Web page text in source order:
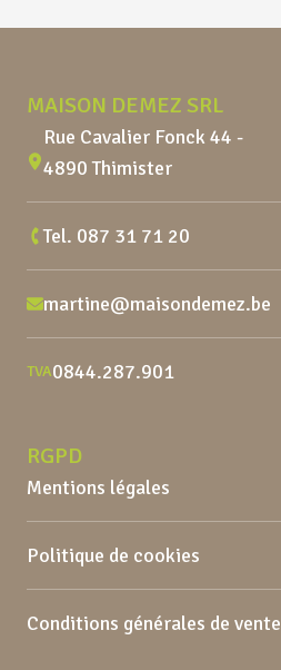
MAISON DEMEZ SRL
Rue Cavalier Fonck 44 -
4890 Thimister
Tel. 087 31 71 20
martine@maisondemez.be
TVA0844.287.901
RGPD
Mentions légales
Politique de cookies
Conditions générales de vente